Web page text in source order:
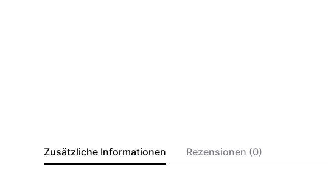
Zusätzliche Informationen Rezensionen (0)